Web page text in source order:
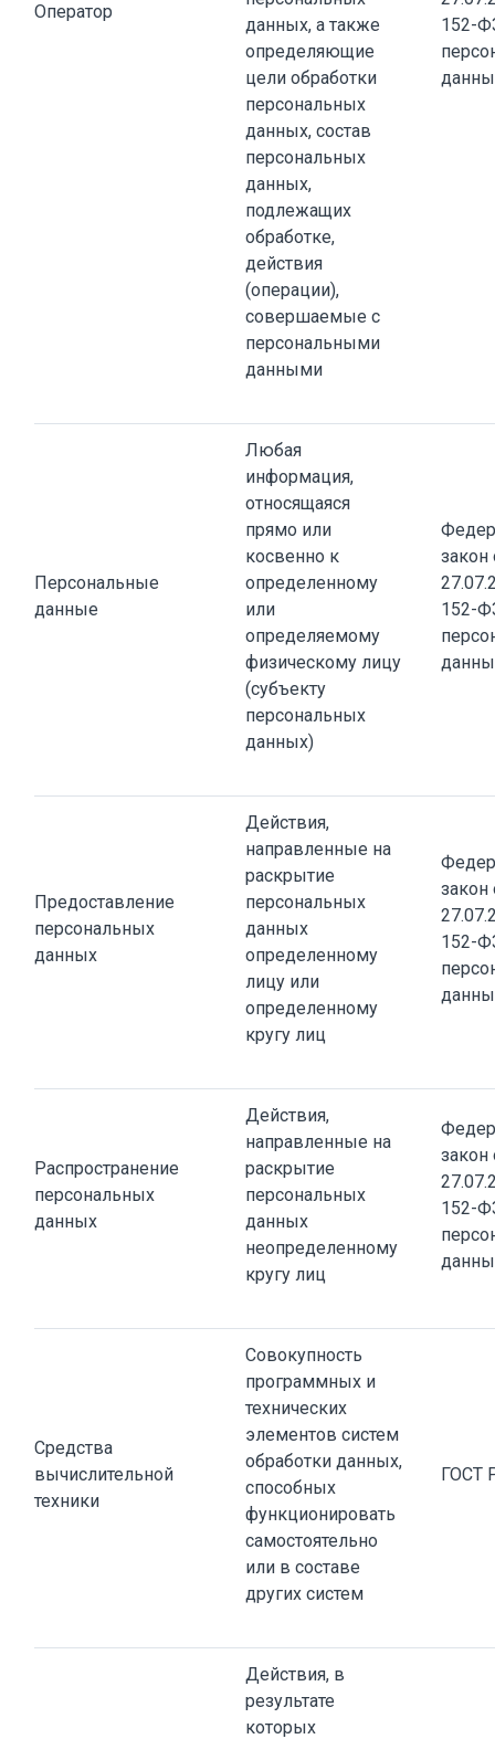
Оператор
данных, а также
определяющие
цели обработки
персональных
данных, состав
персональных
данных,
подлежащих
обработке,
действия
(операции),
совершаемые с
персональными
данными
152-
Персональные
данные
Любая
информация,
относящаяся
прямо или
косвенно к
определенному
или
определяемому
физическому лицу
(субъекту
персональных
данных)
закон
152-
Предоставление
персональных
данных
Действия,
направленные на
раскрытие
персональных
данных
определенному
лицу или
определенному
кругу лиц
закон
152-
Распространение
персональных
данных
Действия,
направленные на
раскрытие
персональных
данных
неопределенному
кругу лиц
закон
152-
Средства
вычислительной
техники
Совокупность
программных и
технических
элементов систем
обработки данных,
способных
функционировать
самостоятельно
или в составе
других систем
ГОСТ
Действия, в
результате
которых